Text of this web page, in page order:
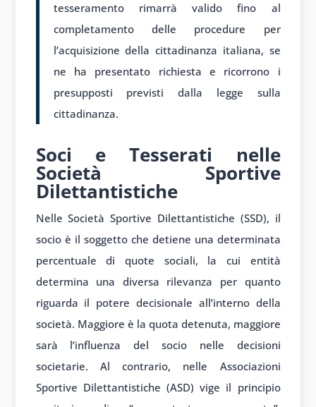
tesseramento rimarrà valido fino al
completamento delle procedure per
l’acquisizione della cittadinanza italiana, se
ne ha presentato richiesta e ricorrono i
presupposti previsti dalla legge sulla
cittadinanza.
Soci e Tesserati nelle
Società Sportive
Dilettantistiche
Nelle Società Sportive Dilettantistiche (SSD), il
socio è il soggetto che detiene una determinata
percentuale di quote sociali, la cui entità
determina una diversa rilevanza per quanto
riguarda il potere decisionale all’interno della
società. Maggiore è la quota detenuta, maggiore
sarà l’influenza del socio nelle decisioni
societarie. Al contrario, nelle Associazioni
Sportive Dilettantistiche (ASD) vige il principio